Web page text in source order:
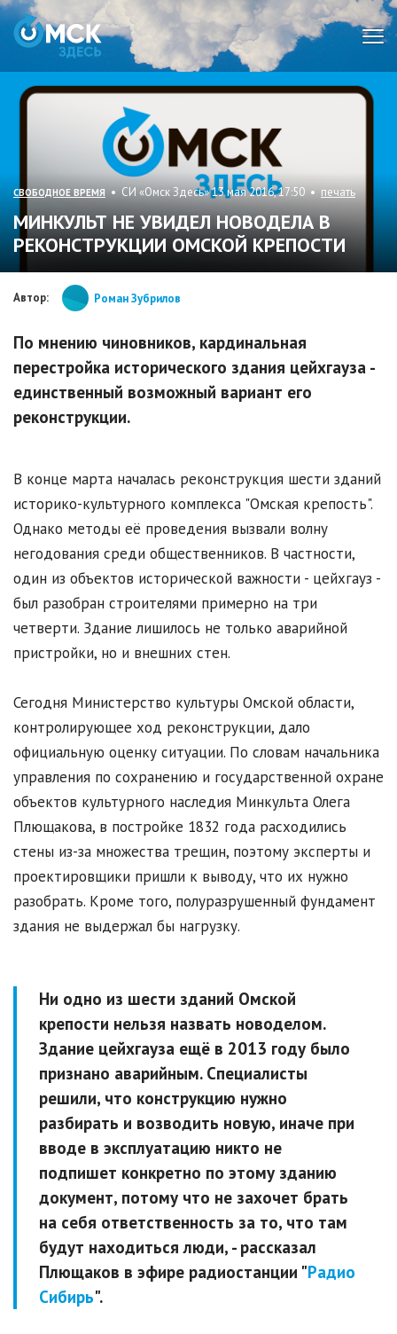
СВОБОДНОЕ ВРЕМЯ • СИ «Омск Здесь» 13 мая 2016, 17:50 • печать
МИНКУЛЬТ НЕ УВИДЕЛ НОВОДЕЛА В
РЕКОНСТРУКЦИИ ОМСКОЙ КРЕПОСТИ
Автор: Роман Зубрилов
По мнению чиновников, кардинальная
перестройка исторического здания цейхгауза -
единственный возможный вариант его
реконструкции.
В конце марта началась реконструкция шести зданий
историко-культурного комплекса "Омская крепость".
Однако методы её проведения вызвали волну
негодования среди общественников. В частности,
один из объектов исторической важности - цейхгауз -
был разобран строителями примерно на три
четверти. Здание лишилось не только аварийной
пристройки, но и внешних стен.
Сегодня Министерство культуры Омской области,
контролирующее ход реконструкции, дало
официальную оценку ситуации. По словам начальника
управления по сохранению и государственной охране
объектов культурного наследия Минкульта Олега
Плющакова, в постройке 1832 года расходились
стены из-за множества трещин, поэтому эксперты и
проектировщики пришли к выводу, что их нужно
разобрать. Кроме того, полуразрушенный фундамент
здания не выдержал бы нагрузку.
Ни одно из шести зданий Омской
крепости нельзя назвать новоделом.
Здание цейхгауза ещё в 2013 году было
признано аварийным. Специалисты
решили, что конструкцию нужно
разбирать и возводить новую, иначе при
вводе в эксплуатацию никто не
подпишет конкретно по этому зданию
документ, потому что не захочет брать
на себя ответственность за то, что там
будут находиться люди, - рассказал
Плющаков в эфире радиостанции "Радио
Сибирь".